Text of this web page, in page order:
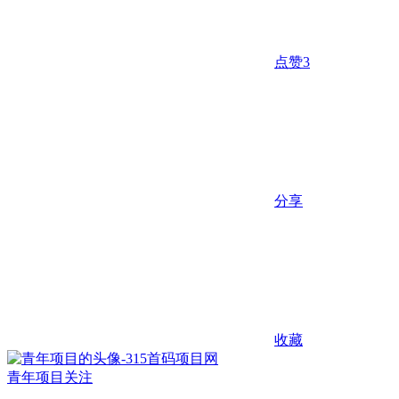
点赞3
分享
收藏
青年项目 关注